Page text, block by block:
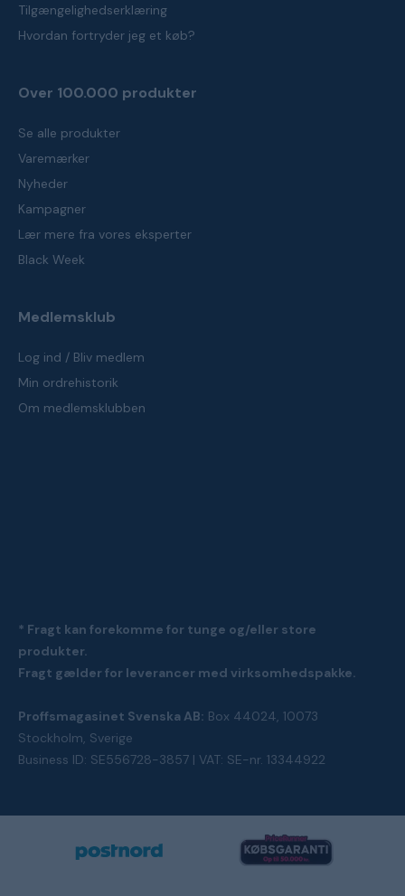
Tilgængelighedserklæring
Hvordan fortryder jeg et køb?
Over 100.000 produkter
Se alle produkter
Varemærker
Nyheder
Kampagner
Lær mere fra vores eksperter
Black Week
Medlemsklub
Log ind / Bliv medlem
Min ordrehistorik
Om medlemsklubben
* Fragt kan forekomme for tunge og/eller store
produkter.
Fragt gælder for leverancer med virksomhedspakke.
Proffsmagasinet Svenska AB: Box 44024, 10073
Stockholm, Sverige
Business ID: SE556728-3857 | VAT: SE-nr. 13344922